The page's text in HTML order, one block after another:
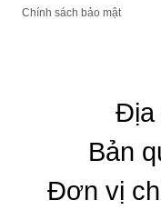
Chính sách bảo mật
Địa
Bản
Đơn vị